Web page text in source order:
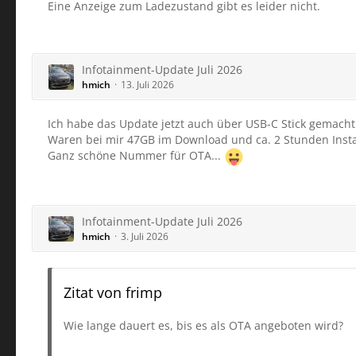
Eine Anzeige zum Ladezustand gibt es leider nicht.
Infotainment-Update Juli 2026
hmich 13. Juli 2026
Ich habe das Update jetzt auch über USB-C Stick
Waren bei mir 47GB im Download und ca. 2 Stunden
Ganz schöne Nummer für OTA...
Infotainment-Update Juli 2026
hmich 3. Juli 2026
Zitat von frimp
Wie lange dauert es, bis es als OTA angeboten wird?